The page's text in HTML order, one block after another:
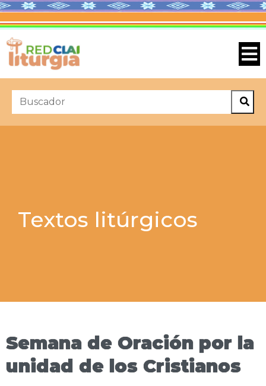
Textos litúrgicos
Semana de Oración por la
unidad de los Cristianos